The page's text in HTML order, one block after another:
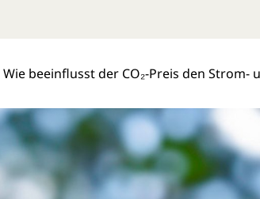
Wie beeinflusst der CO₂-Preis den Strom-